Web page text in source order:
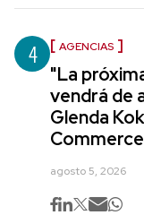
4 AGENCIAS
"La
vendrá de
Glenda
agosto 5, 2026